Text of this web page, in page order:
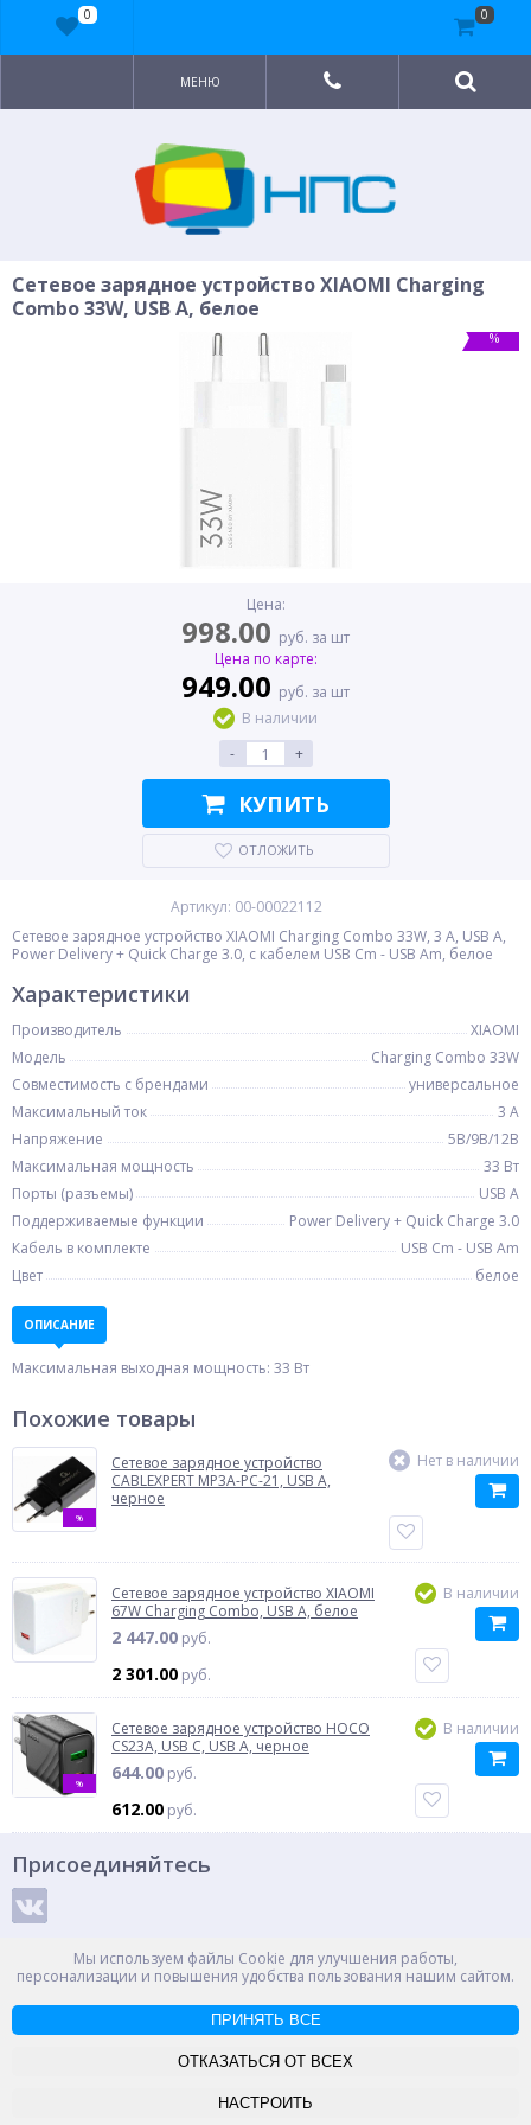
МЕНЮ
Сетевое зарядное устройство XIAOMI Charging
Combo 33W, USB A, белое
%
Цена:
998.00 руб. за шт
Цена по карте:
949.00 руб. за шт
В наличии
-
+
КУПИТЬ
ОТЛОЖИТЬ
Артикул: 00-00022112
Сетевое зарядное устройство XIAOMI Charging Combo 33W, 3 А, USB A,
Power Delivery + Quick Charge 3.0, с кабелем USB Cm - USB Am, белое
Характеристики
Производитель
XIAOMI
Модель
Charging Combo 33W
Совместимость с брендами
универсальное
Максимальный ток
3 А
Напряжение
5В/9В/12В
Максимальная мощность
33 Вт
Порты (разъемы)
USB A
Поддерживаемые функции
Power Delivery + Quick Charge 3.0
Кабель в комплекте
USB Cm - USB Am
Цвет
белое
ОПИСАНИЕ
Максимальная выходная мощность: 33 Вт
Похожие товары
%
Сетевое зарядное устройство
CABLEXPERT MP3A-PC-21, USB A,
черное
Нет в наличии
Сетевое зарядное устройство XIAOMI
67W Charging Combo, USB A, белое
2 447.00 руб.
2 301.00 руб.
В наличии
%
Сетевое зарядное устройство HOCO
CS23A, USB C, USB A, черное
644.00 руб.
612.00 руб.
В наличии
Мы используем файлы Cookie для улучшения работы,
персонализации и повышения удобства пользования нашим сайтом.
ПРИНЯТЬ ВСЕ
ОТКАЗАТЬСЯ ОТ ВСЕХ
НАСТРОИТЬ
Присоединяйтесь
Способы оплаты
Россия, Великий Новгород, пр. Александра Корсунова 14А
0 0